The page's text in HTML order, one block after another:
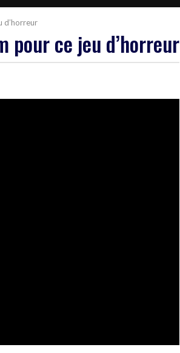
d’horreur
pour ce jeu d’horreur